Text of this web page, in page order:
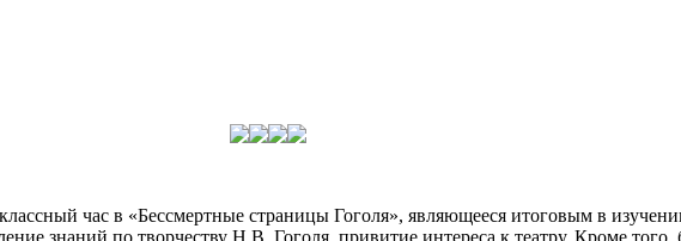
час в «Бессмертные страницы Гоголя», являющееся итоговым в
знаний по творчеству Н.В. Гоголя, привитие интереса к театру. Кроме